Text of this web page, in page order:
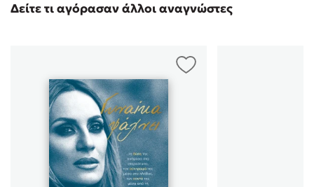
Δείτε τι αγόρασαν άλλοι αναγνώστες